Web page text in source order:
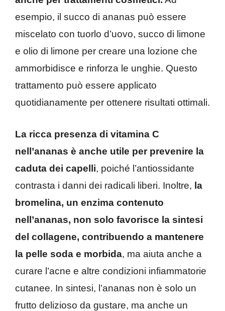
esempio, il succo di ananas può essere
miscelato con tuorlo d’uovo, succo di limone
e olio di limone per creare una lozione che
ammorbidisce e rinforza le unghie. Questo
trattamento può essere applicato
quotidianamente per ottenere risultati ottimali.
La ricca presenza di vitamina C
nell’ananas è anche utile per prevenire la
caduta dei capelli, poiché l’antiossidante
contrasta i danni dei radicali liberi. Inoltre, la
bromelina, un enzima contenuto
nell’ananas, non solo favorisce la sintesi
del collagene, contribuendo a mantenere
la pelle soda e morbida, ma aiuta anche a
curare l’acne e altre condizioni infiammatorie
cutanee. In sintesi, l’ananas non è solo un
frutto delizioso da gustare, ma anche un